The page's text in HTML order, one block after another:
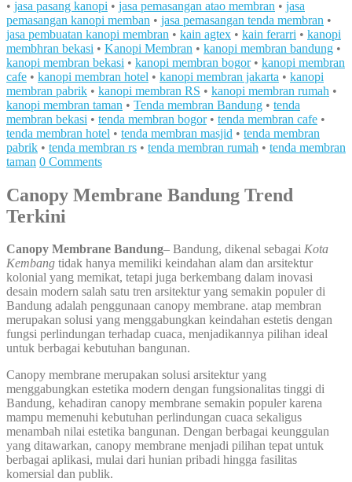
• jasa pasang kanopi • jasa pemasangan atao membran • jasa
pemasangan kanopi memban • jasa pemasangan tenda membran •
jasa pembuatan kanopi membran • kain agtex • kain ferarri • kanopi
membhran bekasi • Kanopi Membran • kanopi membran bandung •
kanopi membran bekasi • kanopi membran bogor• kanopi membran
cafe • kanopi membran hotel • kanopi membran jakarta • kanopi
membran pabrik • kanopi membran RS • kanopi membran rumah •
kanopi membran taman • Tenda membran Bandung • tenda
membran bekasi • tenda membran bogor• tenda membran cafe •
tenda membran hotel • tenda membran masjid • tenda membran
pabrik • tenda membran rs • tenda membran rumah • tenda membran
taman 0 Comments
Canopy Membrane Bandung Trend
Terkini
Canopy Membrane Bandung– Bandung, dikenal sebagai Kota
Kembang tidak hanya memiliki keindahan alam dan arsitektur
kolonial yang memikat, tetapi juga berkembang dalam inovasi
desain modern salah satu tren arsitektur yang semakin populer di
Bandung adalah penggunaan canopy membrane. atap membran
merupakan solusi yang menggabungkan keindahan estetis dengan
fungsi perlindungan terhadap cuaca, menjadikannya pilihan ideal
untuk berbagai kebutuhan bangunan.
Canopy membrane merupakan solusi arsitektur yang
menggabungkan estetika modern dengan fungsionalitas tinggi di
Bandung, kehadiran canopy membrane semakin populer karena
mampu memenuhi kebutuhan perlindungan cuaca sekaligus
menambah nilai estetika bangunan. Dengan berbagai keunggulan
yang ditawarkan, canopy membrane menjadi pilihan tepat untuk
berbagai aplikasi, mulai dari hunian pribadi hingga fasilitas
komersial dan publik.